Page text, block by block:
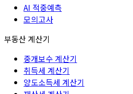
AI 적중예측
모의고사
부동산 계산기
중개보수 계산기
취득세 계산기
양도소득세 계산기